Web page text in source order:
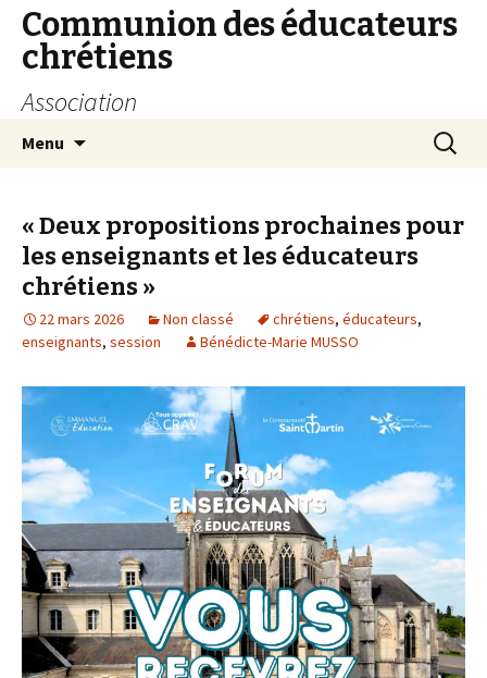
Communion des éducateurs
chrétiens
Association
Menu
« Deux propositions prochaines pour
les enseignants et les éducateurs
chrétiens »
22 mars 2026 Non classé chrétiens, éducateurs,
enseignants, session Bénédicte-Marie MUSSO